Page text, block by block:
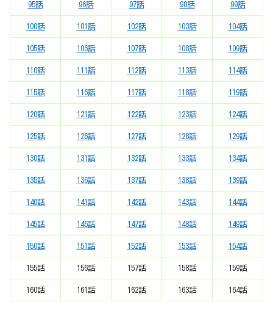
95話 96話 97話 98話 99話
100話 101話 102話 103話 104話
105話 106話 107話 108話 109話
110話 111話 112話 113話 114話
115話 116話 117話 118話 119話
120話 121話 122話 123話 124話
125話 126話 127話 128話 129話
130話 131話 132話 133話 134話
135話 136話 137話 138話 139話
140話 141話 142話 143話 144話
145話 146話 147話 148話 149話
150話 151話 152話 153話 154話
155話 156話 157話 158話 159話
160話 161話 162話 163話 164話